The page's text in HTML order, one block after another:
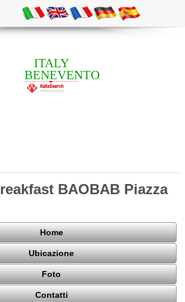
ITALY
BENEVENTO
BAOBAB Piazza
Home
Ubicazione
Foto
Contatti